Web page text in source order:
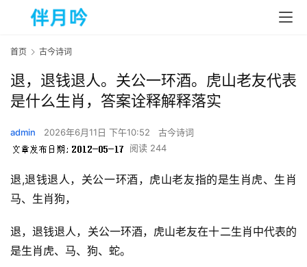
首页 古今诗词
退，退钱退人。关公一环酒。虎山老友代表
是什么生肖，答案诠释解释落实
admin 2026年6月11日 下午10:52
古今诗词
阅读 244
退,退钱退人，关公一环酒，虎山老友指的是生肖虎、生肖
马、生肖狗，
退，退钱退人，关公一环酒，虎山老友在十二生肖中代表的
是生肖虎、马、狗、蛇。